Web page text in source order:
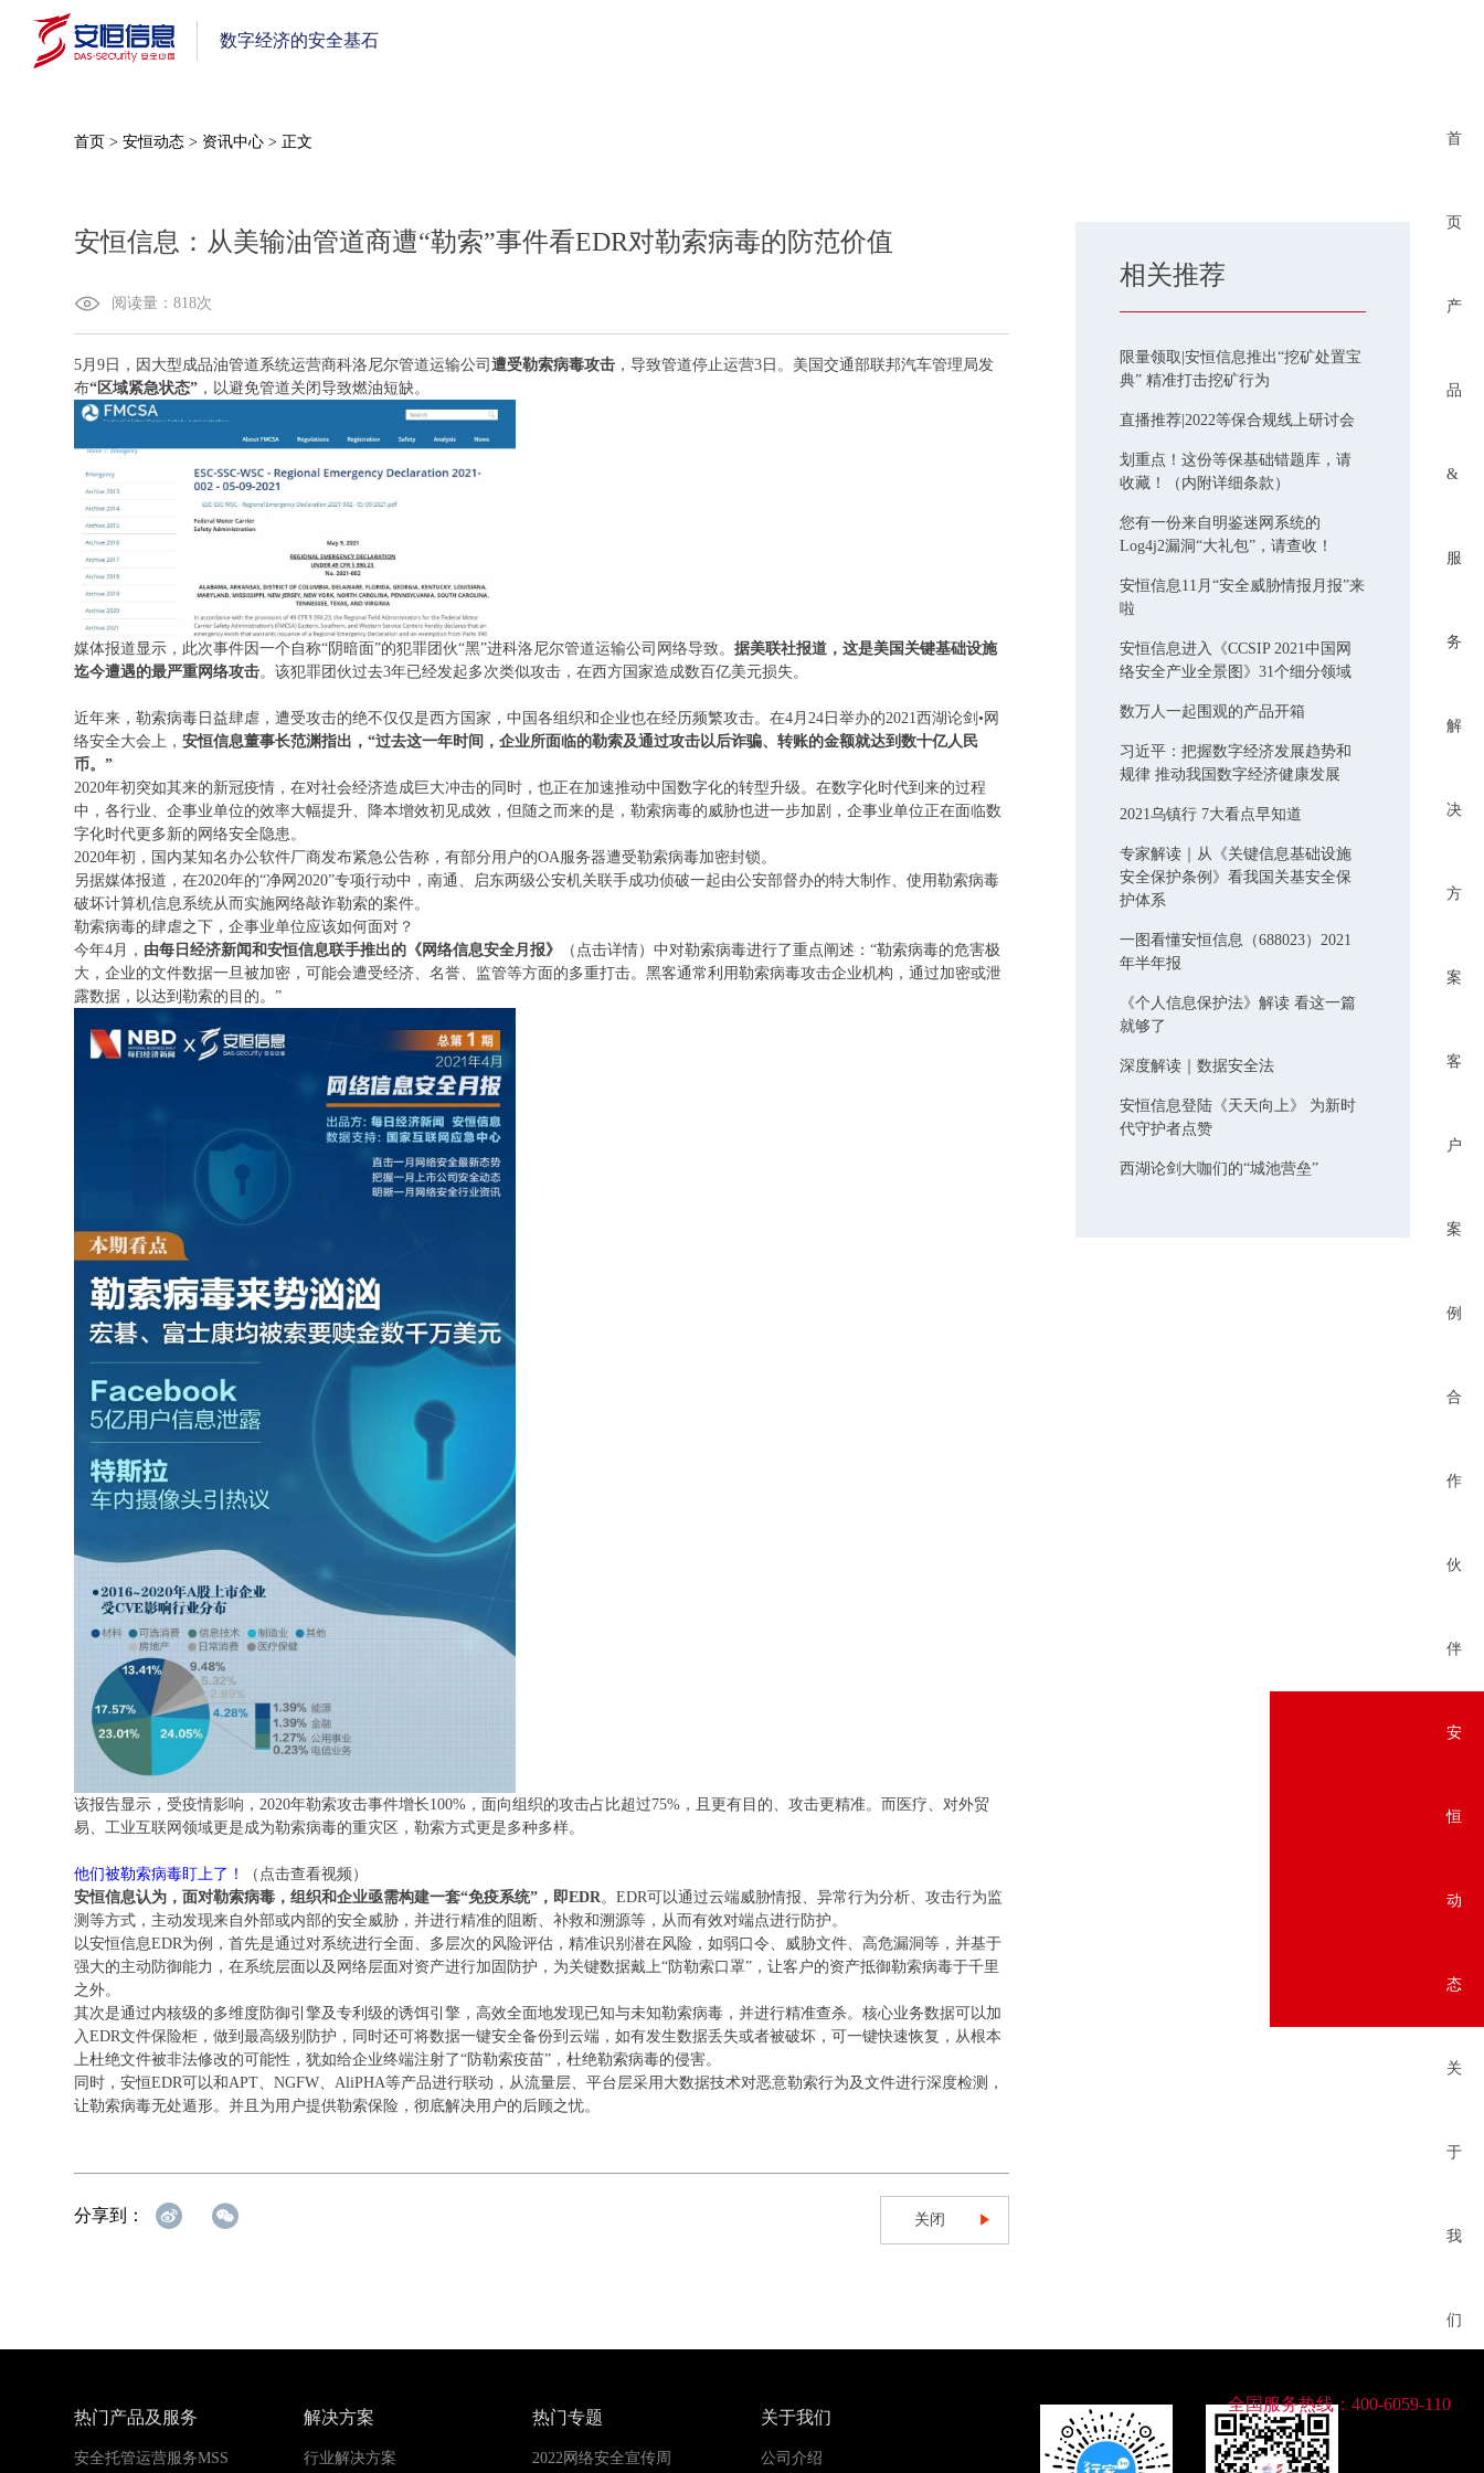
数字经济的安全基石
首
页
产
品
&
服
务
解
决
方
案
客
户
案
例
合
作
伙
伴
安
恒
动
态
关
于
我
们
全国服务热线： 400-6059-110
首页 >安恒动态 > 资讯中心 > 正文
安恒信息：从美输油管道商遭“勒索”事件看EDR对勒索病毒的防范价值
阅读量：818次
5月9日，因大型成品油管道系统运营商科洛尼尔管道运输公司遭受勒索病毒攻击 ，导致管道停止运营3日。美国交通部联邦汽车管理局发
布“区域紧急状态” ，以避免管道关闭导致燃油短缺。
媒体报道显示，此次事件因一个自称“阴暗面”的犯罪团伙“黑”进科洛尼尔管道运输公司网络导致。据美联社报道，这是美国关键基础设施
迄今遭遇的最严重网络攻击。该犯罪团伙过去3年已经发起多次类似攻击，在西方国家造成数百亿美元损失。
近年来，勒索病毒日益肆虐，遭受攻击的绝不仅仅是西方国家，中国各组织和企业也在经历频繁攻击。在4月24日举办的2021西湖论剑•网
络安全大会上，安恒信息董事长范渊指出，“过去这一年时间，企业所面临的勒索及通过攻击以后诈骗、转账的金额就达到数十亿人民
币。”
2020年初突如其来的新冠疫情，在对社会经济造成巨大冲击的同时，也正在加速推动中国数字化的转型升级。在数字化时代到来的过程
中，各行业、企事业单位的效率大幅提升、降本增效初见成效，但随之而来的是，勒索病毒的威胁也进一步加剧，企事业单位正在面临数
字化时代更多新的网络安全隐患。
2020年初，国内某知名办公软件厂商发布紧急公告称，有部分用户的OA服务器遭受勒索病毒加密封锁。
另据媒体报道，在2020年的“净网2020”专项行动中，南通、启东两级公安机关联手成功侦破一起由公安部督办的特大制作、使用勒索病毒
破坏计算机信息系统从而实施网络敲诈勒索的案件。
勒索病毒的肆虐之下，企事业单位应该如何面对？
今年4月， 由每日经济新闻和安恒信息联手推出的《网络信息安全月报》 （点击详情）中对勒索病毒进行了重点阐述：“勒索病毒的危害极
大，企业的文件数据一旦被加密，可能会遭受经济、名誉、监管等方面的多重打击。黑客通常利用勒索病毒攻击企业机构，通过加密或泄
露数据，以达到勒索的目的。”
该报告显示，受疫情影响，2020年勒索攻击事件增长100%，面向组织的攻击占比超过75%，且更有目的、攻击更精准。而医疗、对外贸
易、工业互联网领域更是成为勒索病毒的重灾区，勒索方式更是多种多样。
他们被勒索病毒盯上了！
（点击查看视频）
安恒信息认为，面对勒索病毒，组织和企业亟需构建一套“免疫系统”，即EDR 。EDR可以通过云端威胁情报、异常行为分析、攻击行为监
测等方式，主动发现来自外部或内部的安全威胁，并进行精准的阻断、补救和溯源等，从而有效对端点进行防护。
以安恒信息EDR为例，首先是通过对系统进行全面、多层次的风险评估，精准识别潜在风险，如弱口令、威胁文件、高危漏洞等，并基于
强大的主动防御能力，在系统层面以及网络层面对资产进行加固防护，为关键数据戴上“防勒索口罩”，让客户的资产抵御勒索病毒于千里
之外。
其次是通过内核级的多维度防御引擎及专利级的诱饵引擎，高效全面地发现已知与未知勒索病毒，并进行精准查杀。核心业务数据可以加
入EDR文件保险柜，做到最高级别防护，同时还可将数据一键安全备份到云端，如有发生数据丢失或者被破坏，可一键快速恢复，从根本
上杜绝文件被非法修改的可能性，犹如给企业终端注射了“防勒索疫苗”，杜绝勒索病毒的侵害。
同时，安恒EDR可以和APT、NGFW、AliPHA等产品进行联动，从流量层、平台层采用大数据技术对恶意勒索行为及文件进行深度检测，
让勒索病毒无处遁形。并且为用户提供勒索保险，彻底解决用户的后顾之忧。
分享到： 关闭
相关推荐
限量领取|安恒信息推出“挖矿处置宝
典” 精准打击挖矿行为
直播推荐|2022等保合规线上研讨会
划重点！这份等保基础错题库，请
收藏！（内附详细条款）
您有一份来自明鉴迷网系统的
Log4j2漏洞“大礼包”，请查收！
安恒信息11月“安全威胁情报月报”来
啦
安恒信息进入《CCSIP 2021中国网
络安全产业全景图》31个细分领域
数万人一起围观的产品开箱
习近平：把握数字经济发展趋势和
规律 推动我国数字经济健康发展
2021乌镇行 7大看点早知道
专家解读｜​从《关键信息基础设施
安全保护条例》看我国关基安全保
护体系
一图看懂安恒信息（688023）2021
年半年报
《个人信息保护法》解读 看这一篇
就够了
深度解读｜数据安全法
安恒信息登陆《天天向上》 为新时
代守护者点赞
西湖论剑大咖们的“城池营垒”
热门产品及服务
安全托管运营服务MSS
解决方案
行业解决方案
热门专题
2022网络安全宣传周
关于我们
公司介绍